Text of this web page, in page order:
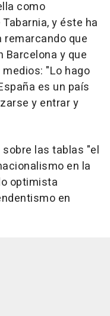
como
y éste ha
remarcando que
Barcelona y que
"Lo hago
es un país
y entrar y
sobre las tablas "el
en la
optimista
en